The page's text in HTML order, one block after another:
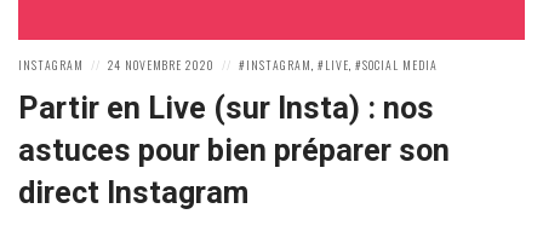
POSTED
INSTAGRAM
POSTED
24 NOVEMBRE 2020
POSTED
INSTAGRAM, LIVE, SOCIAL MEDIA
Partir en Live (sur Insta) : nos
astuces pour bien préparer son
direct Instagram